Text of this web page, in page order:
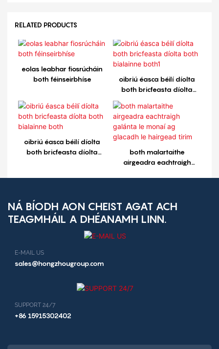
RELATED PRODUCTS
eolas leabhar fiosrúcháin
both féinseirbhíse
oibriú éasca béilí díolta
both bricfeasta díolta
oibriú éasca béilí díolta
both bricfeasta díolta
both malartaithe
airgeadra eachtraigh
NÁ BÍODH AON CHEIST AGAT ACH
TEAGMHÁIL A DHÉANAMH LINN.
E-MAIL US
sales@hongzhougroup.com
SUPPORT 24/7
+86 15915302402